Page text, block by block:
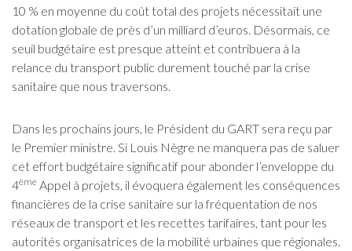
10 % en moyenne du coût total des projets nécessitait une
dotation globale de près d’un milliard d’euros. Désormais, ce
seuil budgétaire est presque atteint et contribuera à la
relance du transport public durement touché par la crise
sanitaire que nous traversons.
Dans les prochains jours, le Président du GART sera reçu par
le Premier ministre. Si Louis Nègre ne manquera pas de saluer
cet effort budgétaire significatif pour abonder l’enveloppe du
4ème Appel à projets, il évoquera également les conséquences
financières de la crise sanitaire sur la fréquentation de nos
réseaux de transport et les recettes tarifaires, tant pour les
autorités organisatrices de la mobilité urbaines que régionales.